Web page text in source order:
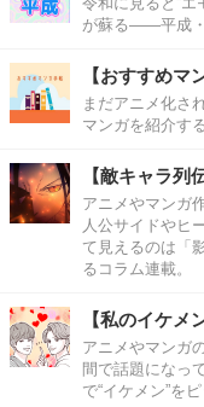
が蘇る――平成・
【おすすめマ
まだアニメ化さ
マンガを紹介す
【敵キャラ列
アニメやマンガ
人公サイドやヒ
て見えるのは「
るコラム連載。
【私のイケメ
アニメやマンガ
間で話題になっ
で“イケメン”を